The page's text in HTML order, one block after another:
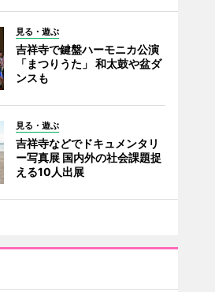
見る・遊ぶ
吉祥寺で鍵盤ハーモニカ公演
「まつりうた」 和太鼓や盆ダ
ンスも
見る・遊ぶ
吉祥寺などでドキュメンタリ
ー写真展 国内外の社会課題捉
える10人出展